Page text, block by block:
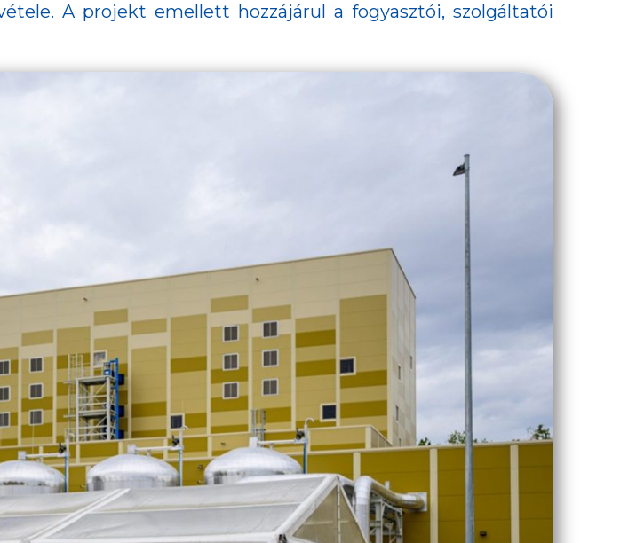
A projekt emellett hozzájárul a fogyasztói, szolgáltatói